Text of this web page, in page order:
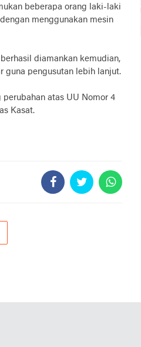
beberapa orang laki-laki
menggunakan mesin
diamankan kemudian,
guna pengusutan lebih lanjut.
perubahan atas UU Nomor 4
Kasat.